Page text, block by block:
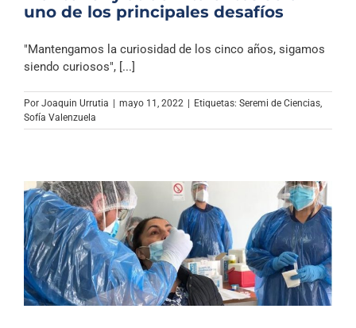
uno de los principales desafíos
"Mantengamos la curiosidad de los cinco años, sigamos
siendo curiosos", [...]
Por Joaquin Urrutia | mayo 11, 2022 | Etiquetas: Seremi de Ciencias
Sofía Valenzuela